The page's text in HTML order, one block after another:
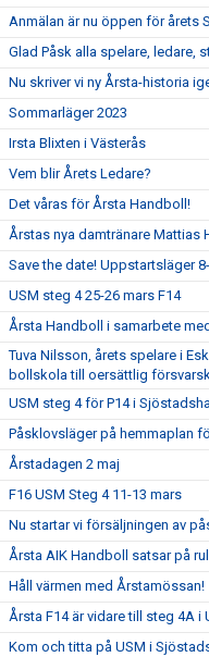
Anmälan är nu öppen för årets
Glad Påsk alla spelare, ledare,
Nu skriver vi ny Årsta-historia
Sommarläger 2023
Irsta Blixten i Västerås
Vem blir Årets Ledare?
Det våras för Årsta Handboll!
Årstas nya damtränare Mattias
Save the date! Uppstartsläger
USM steg 4 25-26 mars F14
Årsta Handboll i samarbete
Tuva Nilsson, årets spelare i
bollskola till oersättlig
USM steg 4 för P14 i
Påsklovsläger på hemmaplan
Årstadagen 2 maj
F16 USM Steg 4 11-13 mars
Nu startar vi försäljningen av
Årsta AIK Handboll satsar på
Håll värmen med Årstamössan!
Årsta F14 är vidare till steg 4A i
Kom och titta på USM i